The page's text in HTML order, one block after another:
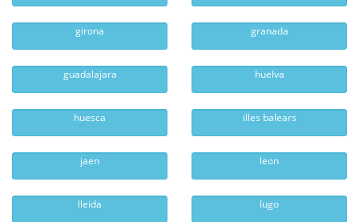
girona granada
guadalajara huelva
huesca illes balears
jaen leon
lleida lugo